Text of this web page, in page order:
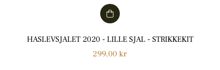
HASLEVSJALET 2020 - LILLE SJAL - STRIKKEKIT
Normalpris
299,00 kr